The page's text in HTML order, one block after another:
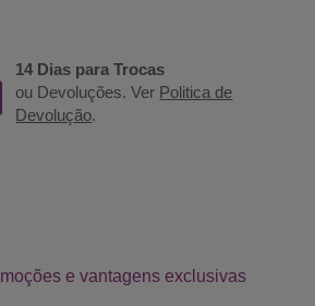
14 Dias para Trocas
ou Devoluções. Ver Politica de
Devolução.